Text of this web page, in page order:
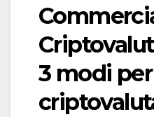
3 modi